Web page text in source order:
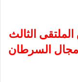
الملتقى الثالث
مجال السرطان